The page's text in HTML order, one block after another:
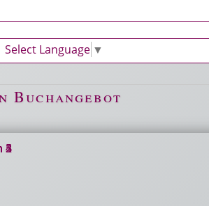
Select Language ▼
Buchangebot